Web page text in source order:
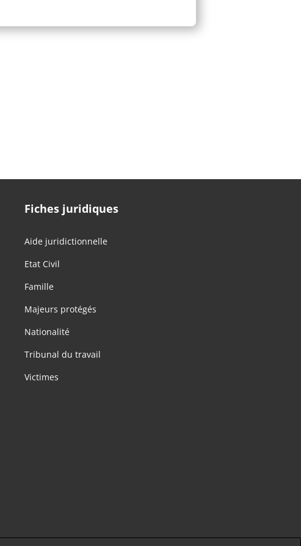
Fiches juridiques
Aide juridictionnelle
Etat Civil
Famille
Majeurs protégés
Nationalité
Tribunal du travail
Victimes